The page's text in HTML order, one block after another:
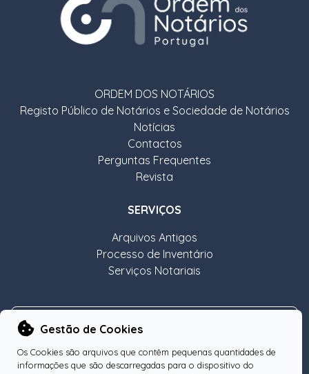
Gestão de Cookies
Os Cookies são arquivos que contêm pequenas quantidades de
informações que são descarregadas para o dispositivo do
ORDEM DOS NOTÁRIOS
Registo Público de Notários e Sociedade de Notários
Notícias
Contactos
Perguntas Frequentes
Revista
SERVIÇOS
Arquivos Antigos
Processo de Inventário
Serviços Notariais
NEWSLETTER